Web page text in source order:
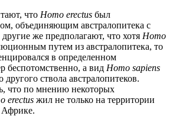
что Homo erectus был
объединяющим австралопитека с
другие же предполагают, что хотя Homo
путем из австралопитека, то
в определенном
беспотомственно, а вид Homo sapiens
другого ствола австралопитеков.
что по мнению некоторых
erectus жил не только на территории
Африке.